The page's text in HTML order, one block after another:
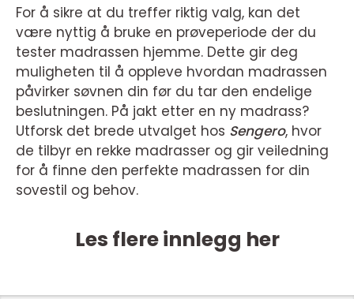
For å sikre at du treffer riktig valg, kan det
være nyttig å bruke en prøveperiode der du
tester madrassen hjemme. Dette gir deg
muligheten til å oppleve hvordan madrassen
påvirker søvnen din før du tar den endelige
beslutningen. På jakt etter en ny madrass?
Utforsk det brede utvalget hos Sengero, hvor
de tilbyr en rekke madrasser og gir veiledning
for å finne den perfekte madrassen for din
sovestil og behov.
Les flere innlegg her